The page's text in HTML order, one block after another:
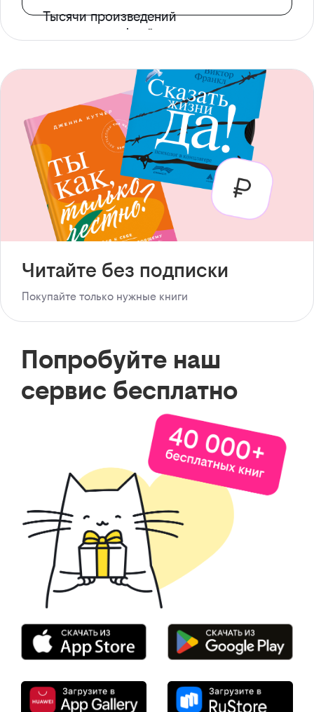
Тысячи произведений
с доступом офлайн
Читайте без подписки
Покупайте только нужные книги
Попробуйте наш
сервис бесплатно